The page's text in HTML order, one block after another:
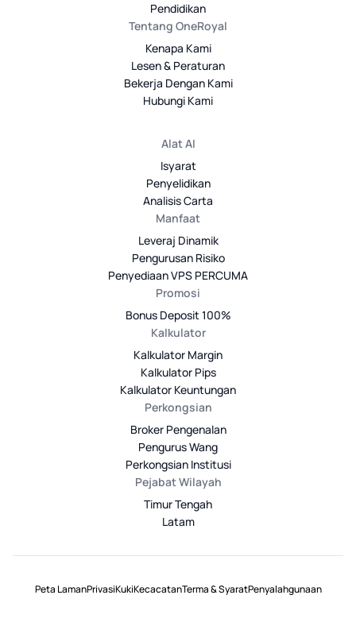
Pendidikan
Tentang OneRoyal
Kenapa Kami
Lesen & Peraturan
Bekerja Dengan Kami
Hubungi Kami
Alat AI
Isyarat
Penyelidikan
Analisis Carta
Manfaat
Leveraj Dinamik
Pengurusan Risiko
Penyediaan VPS PERCUMA
Promosi
Bonus Deposit 100%
Kalkulator
Kalkulator Margin
Kalkulator Pips
Kalkulator Keuntungan
Perkongsian
Broker Pengenalan
Pengurus Wang
Perkongsian Institusi
Pejabat Wilayah
Timur Tengah
Latam
Peta LamanPrivasiKukiKecacatanTerma & SyaratPenyalahgunaan